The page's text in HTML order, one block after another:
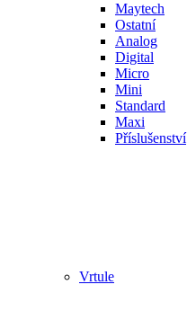
Maytech
Ostatní
Analog
Digital
Micro
Mini
Standard
Maxi
Příslušenství
Vrtule